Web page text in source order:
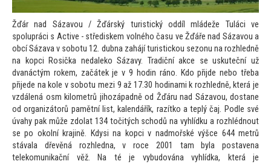
Žďár nad Sázavou / Žďárský turistický oddíl mládeže Tuláci ve
spolupráci s Active - střediskem volného času ve Žďáře nad Sázavou a
obcí Sázava v sobotu 12. dubna zahájí turistickou sezonu na rozhledně
na kopci Rosička nedaleko Sázavy. Tradiční akce se uskuteční už
dvanáctým rokem, začátek je v 9 hodin ráno. Kdo přijde nebo třeba
přijede na kole v sobotu mezi 9 až 17.30 hodinami k rozhledně, která je
vzdálená osm kilometrů jihozápadně od Žďáru nad Sázavou, dostane
od organizátorů pamětní list, kalendářík, razítko a teplý čaj. Podle své
úvahy pak může zdolat 134točitých schodů na vyhlídku a rozhlédnout
se po okolní krajině. Kdysi na kopci v nadmořské výšce 644 metrů
stávala dřevěná rozhledna, v roce 2001 tam byla postavena
telekomunikační věž. Na té je vybudována vyhlídka, která je